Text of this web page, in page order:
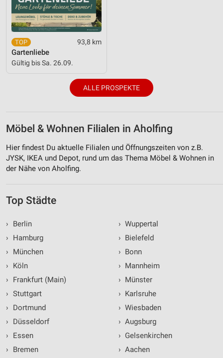
93,8 km
Gartenliebe
Gültig bis Sa. 26.09.
ALLE PROSPEKTE
Möbel & Wohnen Filialen in Aholfing
Hier findest Du aktuelle Filialen und Öffnungszeiten von z.B.
JYSK, IKEA und Depot, rund um das Thema Möbel & Wohnen in
der Nähe von Aholfing.
Top Städte
›
Berlin
›
Hamburg
›
München
›
Köln
›
Frankfurt (Main)
› Stuttgart
›
Dortmund
›
Düsseldorf
›
Essen
›
Bremen
› Wuppertal
› Bielefeld
› Bonn
› Mannheim
› Münster
› Karlsruhe
› Wiesbaden
› Augsburg
› Gelsenkirchen
› Aachen